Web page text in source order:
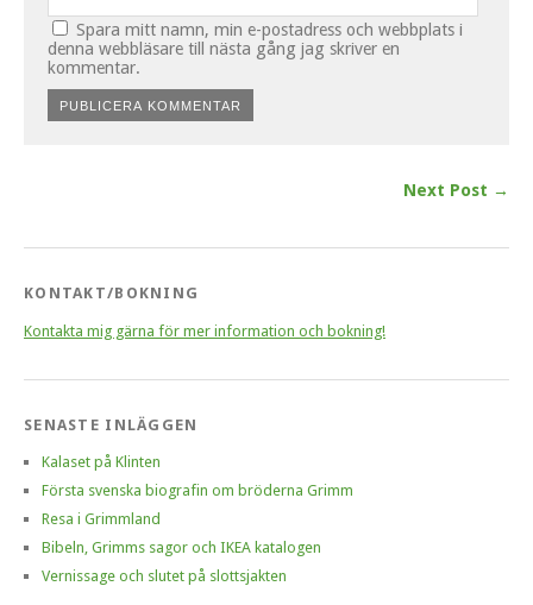
Spara mitt namn, min e-postadress och webbplats i
denna webbläsare till nästa gång jag skriver en
kommentar.
Next Post →
KONTAKT/BOKNING
Kontakta mig gärna för mer information och bokning!
SENASTE INLÄGGEN
Kalaset på Klinten
Första svenska biografin om bröderna Grimm
Resa i Grimmland
Bibeln, Grimms sagor och IKEA katalogen
Vernissage och slutet på slottsjakten